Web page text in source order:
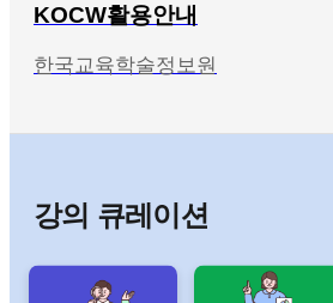
KOCW활용안내
한국교육학술정보원
강의 큐레이션